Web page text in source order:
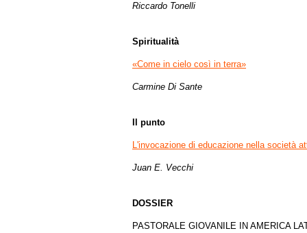
Riccardo Tonelli
Spiritualità
«Come in cielo così in terra»
Carmine Di Sante
Il punto
L'invocazione di educazione nella società
Juan E. Vecchi
DOSSIER
PASTORALE GIOVANILE IN AMERICA